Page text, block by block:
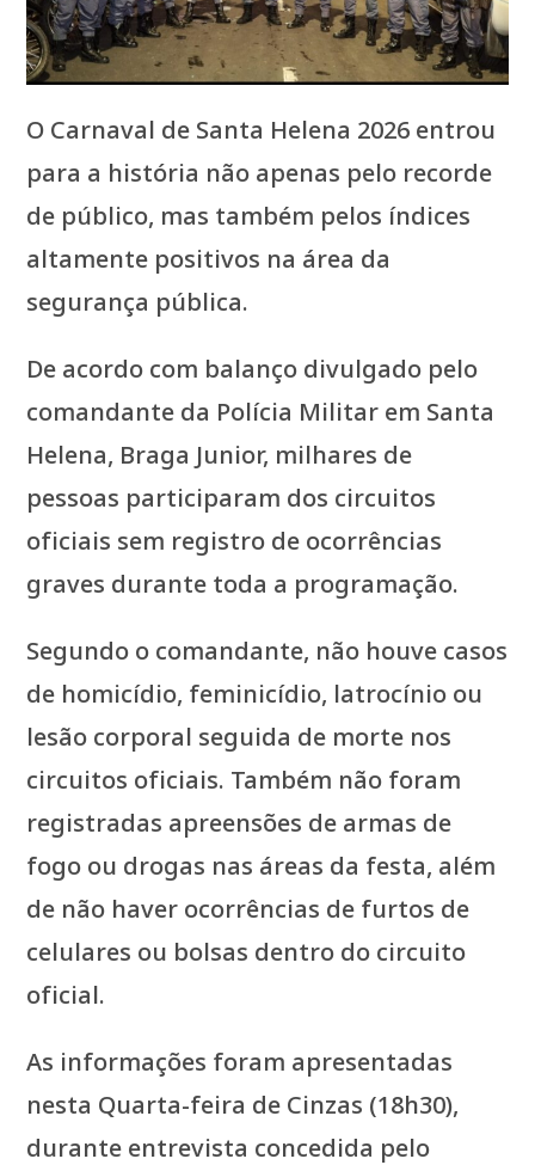
O Carnaval de Santa Helena 2026 entrou
para a história não apenas pelo recorde
de público, mas também pelos índices
altamente positivos na área da
segurança pública.
De acordo com balanço divulgado pelo
comandante da Polícia Militar em Santa
Helena, Braga Junior, milhares de
pessoas participaram dos circuitos
oficiais sem registro de ocorrências
graves durante toda a programação.
Segundo o comandante, não houve casos
de homicídio, feminicídio, latrocínio ou
lesão corporal seguida de morte nos
circuitos oficiais. Também não foram
registradas apreensões de armas de
fogo ou drogas nas áreas da festa, além
de não haver ocorrências de furtos de
celulares ou bolsas dentro do circuito
oficial.
As informações foram apresentadas
nesta Quarta-feira de Cinzas (18h30),
durante entrevista concedida pelo